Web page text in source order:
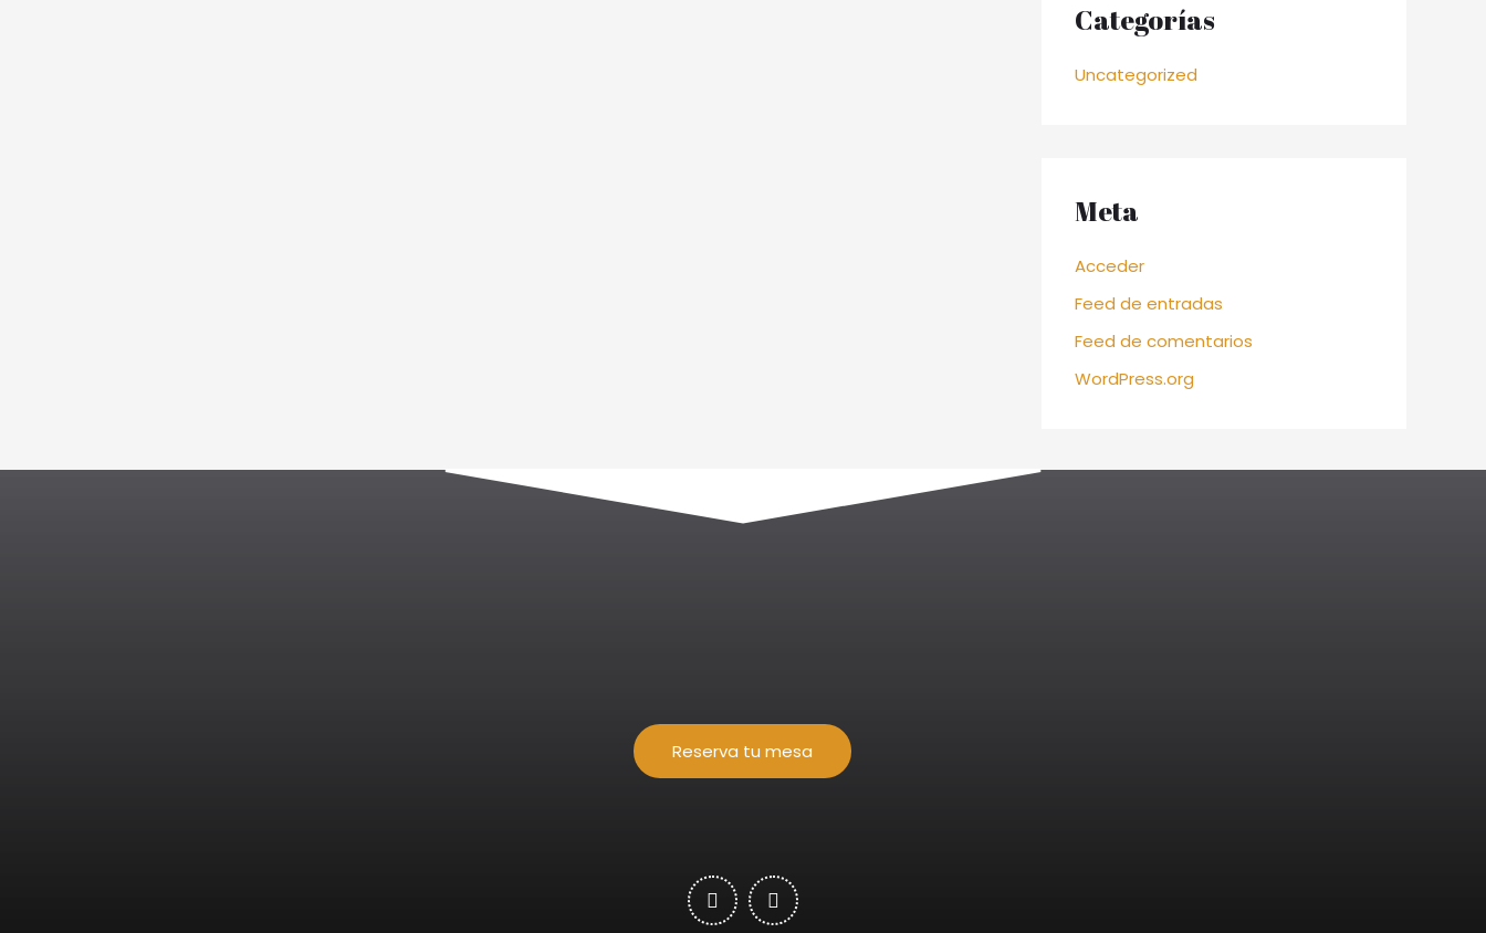
Categorías
Uncategorized
Meta
Acceder
Feed de entradas
Feed de comentarios
WordPress.org
Reserva tu mesa